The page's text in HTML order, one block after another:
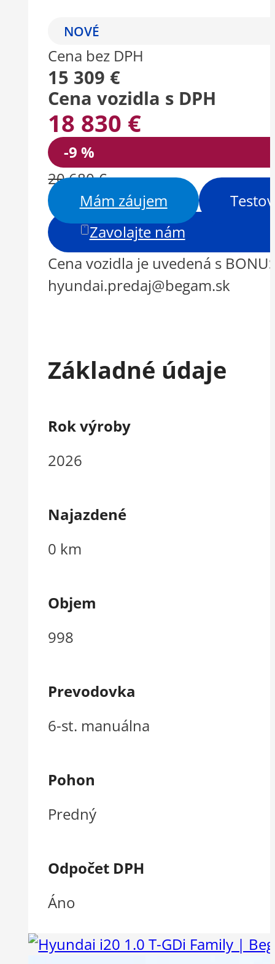
NOVÉ
Cena bez DPH
15 309 €
Cena vozidla s DPH
18 830 €
-9 %
20 680 €
Mám záujem
Zavolajte nám
Cena vozidla je uvedená s
hyundai.predaj@begam.sk
Základné údaje
Rok výroby
2026
Najazdené
0 km
Objem
998
Prevodovka
6-st. manuálna
Pohon
Predný
Odpočet DPH
Áno